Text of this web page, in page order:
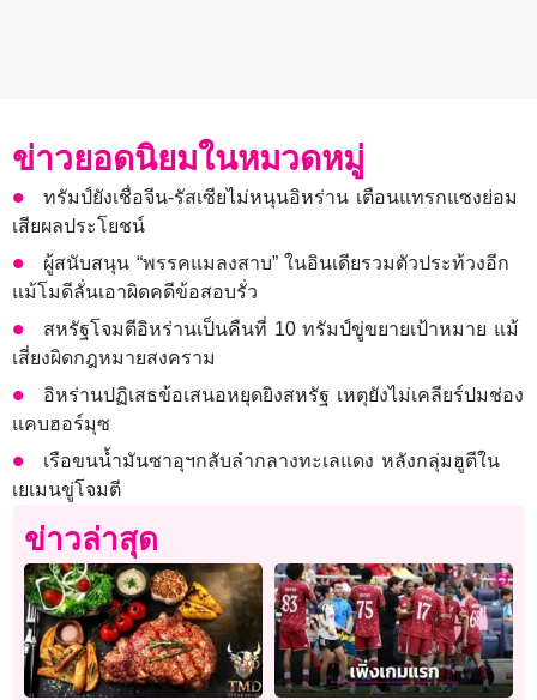
ข่าวยอดนิยมในหมวดหมู่
ทรัมป์ยังเชื่อจีน-รัสเซียไม่หนุนอิหร่าน เตือนแทรกแซงย่อม
เสียผลประโยชน์
ผู้สนับสนุน “พรรคแมลงสาบ” ในอินเดียรวมตัวประท้วงอีก
แม้โมดีลั่นเอาผิดคดีข้อสอบรั่ว
สหรัฐโจมตีอิหร่านเป็นคืนที่ 10 ทรัมป์ขู่ขยายเป้าหมาย แม้
เสี่ยงผิดกฎหมายสงคราม
อิหร่านปฏิเสธข้อเสนอหยุดยิงสหรัฐ เหตุยังไม่เคลียร์ปมช่อง
แคบฮอร์มุซ
เรือขนน้ำมันซาอุฯกลับลำกลางทะเลแดง หลังกลุ่มฮูตีใน
เยเมนขู่โจมตี
ข่าวล่าสุด